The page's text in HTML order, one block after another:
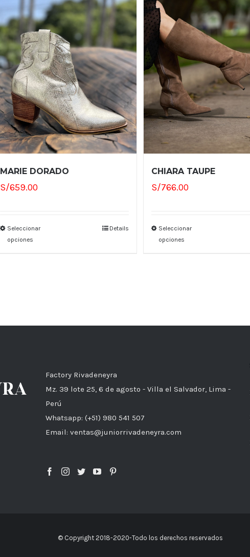
MARIE DORADO
S/659.00
Seleccionar
opciones
Details
CHIARA TAUPE
S/766.00
Seleccionar
opciones
Factory Rivadeneyra
Mz. 39 lote 25, 6 de agosto - Villa el Salvador, Lima -
Perú
Whatsapp: (+51) 980 541 507
Email: ventas@juniorrivadeneyra.com
© Copyright 2018-2020-Todo los derechos reservados